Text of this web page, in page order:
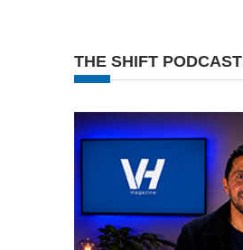
THE SHIFT PODCAST